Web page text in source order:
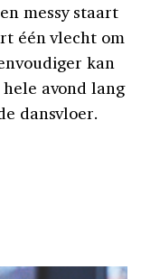
messy staart
één vlecht om
kan
avond lang
dansvloer.